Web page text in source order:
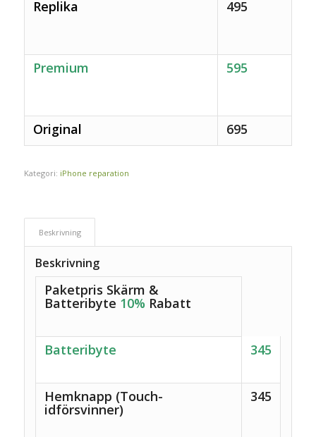
Replika 495
Premium 595
Original 695
Kategori: iPhone reparation
Beskrivning
Beskrivning
Paketpris Skärm &
Batteribyte 10% Rabatt
Batteribyte 345
Hemknapp (Touch-
idförsvinner)
345